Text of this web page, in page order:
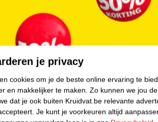
je privacy
cookies om je de beste online ervaring te
en makkelijker te maken. Zo kunnen we jou
dat je ook buiten Kruidvat.be relevante
Je kunt je voorkeuren altijd